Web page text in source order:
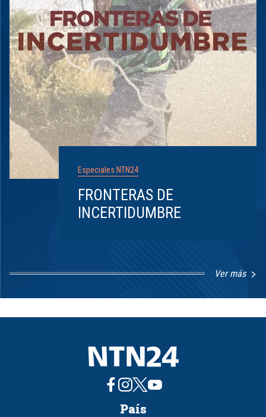
Especiales NTN24
FRONTERAS DE
INCERTIDUMBRE
Ver más
8
País